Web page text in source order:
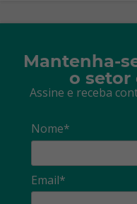
Mantenha-
o
Assine e receba
Nome*
Email*